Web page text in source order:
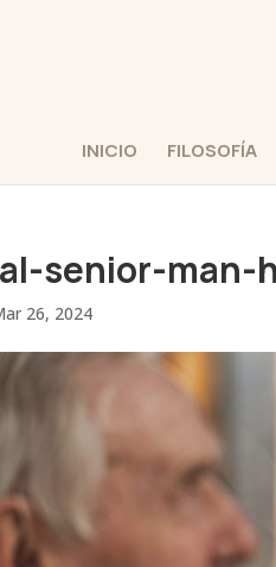
INICIO FILOSOFÍA
senior-
26, 2024